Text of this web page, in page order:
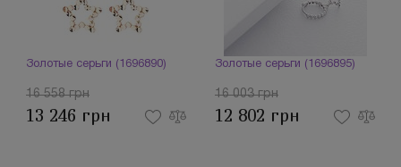
Золотые серьги (1696890)
16 558 грн
13 246 грн
Золотые серьги (1696895)
16 003 грн
12 802 грн